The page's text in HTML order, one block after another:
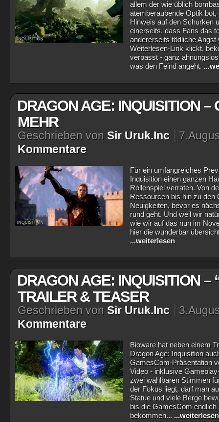
allem der wie üblich
atemberaubende Optik
Hinweis auf den Schurken
einerseits, dass Fans das
andererseits tödliche
Weiterlesen-Link klickt,
verpasst - ganz
was den Feind angeht.
DRAGON AGE: INQUISITION –
MEHR
Geschrieben von Sir Uruk.Inc
Kommentare
Für ein umfangreiches
Inquisition einen ganzen
Rollenspiel verraten. Von
Ressourcen bis hin zu den
Neuigkeiten, bevor es
rund geht. Und weil wir
wie wir auf das nun im
hier die wunderbar
...weiterlesen
DRAGON AGE: INQUISITION –
TRAILER & TEASER
Geschrieben von Sir Uruk.Inc
Kommentare
Bioware hat neben einem
Dragon Age: Inquisition
GamesCom-Präsentation
Video - inklusive
zwei wählbaren Stimmen
der Fokus liegt, darf man
Statue und viele Berge
bis die GamesCom
bekommen... ...weiterlesen